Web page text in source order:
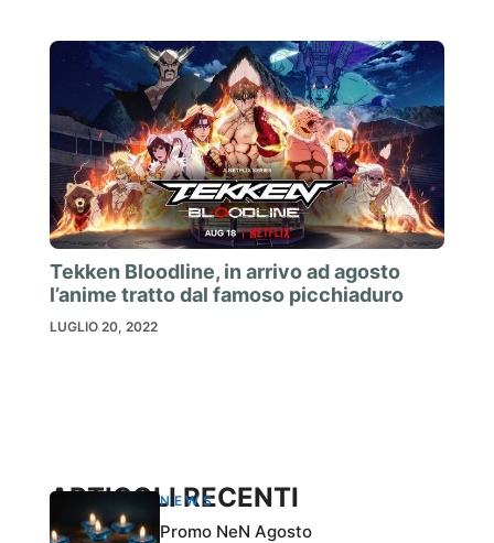
Tekken Bloodline, in arrivo ad agosto
l’anime tratto dal famoso picchiaduro
LUGLIO 20, 2022
ARTICOLI RECENTI
NEWS
Promo NeN Agosto